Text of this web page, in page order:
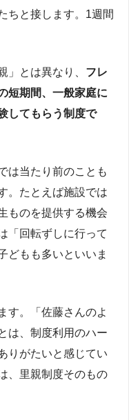
ちと接します。1週間
」とは異なり、 フレ
短期間、一般家庭に
してもらう制度で
は当たり前のことも
。たとえば施設では
ものを提供する機会
「回転ずしに行って
どもも多いといいま
す。「佐藤さんのよ
は、制度利用のハー
りがたいと感じてい
、里親制度そのもの